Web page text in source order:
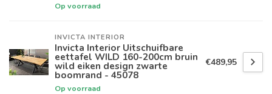
Op voorraad
INVICTA INTERIOR
Invicta Interior Uitschuifbare
eettafel WILD 160-200cm bruin
wild eiken design zwarte
boomrand - 45078
Op voorraad
€489,95